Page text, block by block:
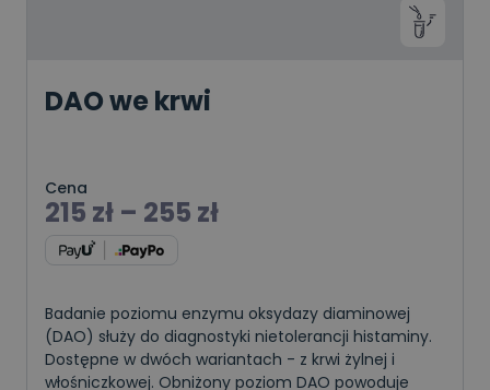
DAO we krwi
Cena
215 zł – 255 zł
Badanie poziomu enzymu oksydazy diaminowej
(DAO) służy do diagnostyki nietolerancji histaminy.
Dostępne w dwóch wariantach - z krwi żylnej i
włośniczkowej. Obniżony poziom DAO powoduje